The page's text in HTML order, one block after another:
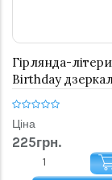
Гірлянда-
Birthday
рожеве золото"
Ціна
225грн.